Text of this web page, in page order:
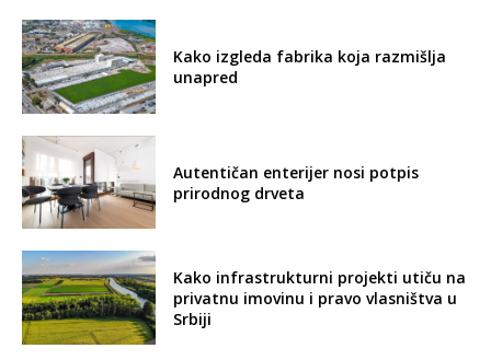
Kako izgleda fabrika koja razmišlja
unapred
Autentičan enterijer nosi potpis
prirodnog drveta
Kako infrastrukturni projekti utiču na
privatnu imovinu i pravo vlasništva u
Srbiji